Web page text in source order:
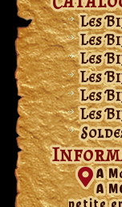
Les
Les
Les
Les
Les
Les
A
A
petite